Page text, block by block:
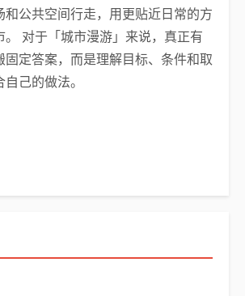
和公共空间行走，用更贴近日常的方
。 对于「城市漫游」来说，真正有
固定答案，而是理解目标、条件和取
己的做法。